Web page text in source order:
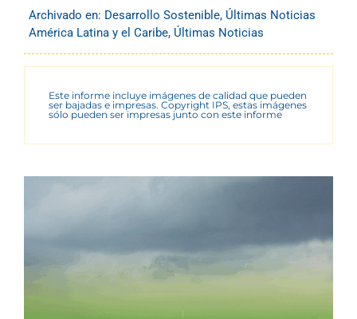
Archivado en: Desarrollo Sostenible, Últimas Noticias
América Latina y el Caribe, Últimas Noticias
Este informe incluye imágenes de calidad que pueden
ser bajadas e impresas. Copyright IPS, estas imágenes
sólo pueden ser impresas junto con este informe